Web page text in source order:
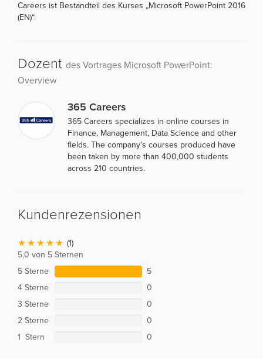
Careers ist Bestandteil des Kurses „Microsoft PowerPoint 2016
(EN)“.
Dozent des Vortrages Microsoft PowerPoint:
Overview
365 Careers
365 Careers specializes in online courses in
Finance, Management, Data Science and other
fields. The company's courses produced have
been taken by more than 400,000 students
across 210 countries.
Kundenrezensionen
(1)
5,0 von 5 Sternen
5 Sterne
5
4 Sterne
0
3 Sterne
0
2 Sterne
0
1 Stern
0